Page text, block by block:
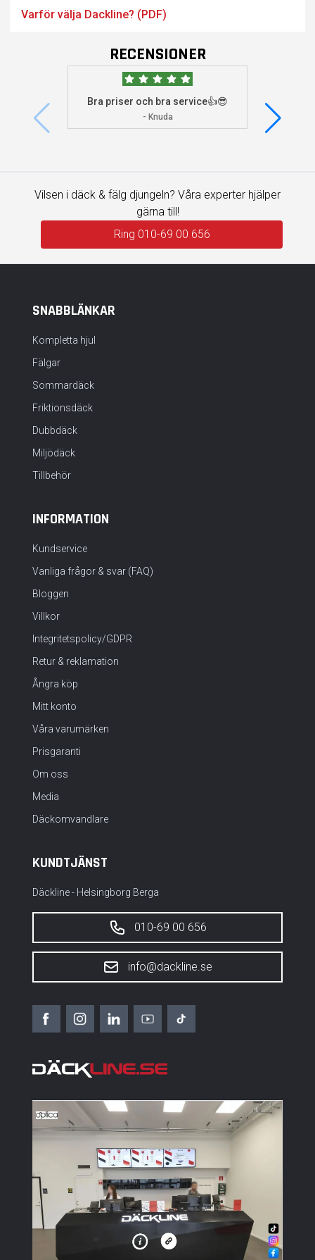
Varför välja Dackline? (PDF)
RECENSIONER
Bra priser och bra service👍😎
- Knuda
Vilsen i däck & fälg djungeln? Våra experter hjälper
gärna till!
Ring 010-69 00 656
SNABBLÄNKAR
Kompletta hjul
Fälgar
Sommardäck
Friktionsdäck
Dubbdäck
Miljödäck
Tillbehör
INFORMATION
Kundservice
Vanliga frågor & svar (FAQ)
Bloggen
Villkor
Integritetspolicy/GDPR
Retur & reklamation
Ångra köp
Mitt konto
Våra varumärken
Prisgaranti
Om oss
Media
Däckomvandlare
KUNDTJÄNST
Däckline - Helsingborg Berga
010-69 00 656
info@dackline.se